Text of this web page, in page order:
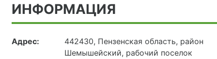
ИНФОРМАЦИЯ
Адрес:
442430, Пензенская область, район
Шемышейский, рабочий поселок